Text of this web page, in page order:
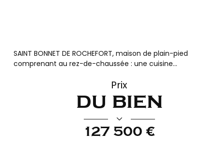
SAINT BONNET DE ROCHEFORT, maison de plain-pied
comprenant au rez-de-chaussée : une cuisine...
Prix
du bien
127 500 €